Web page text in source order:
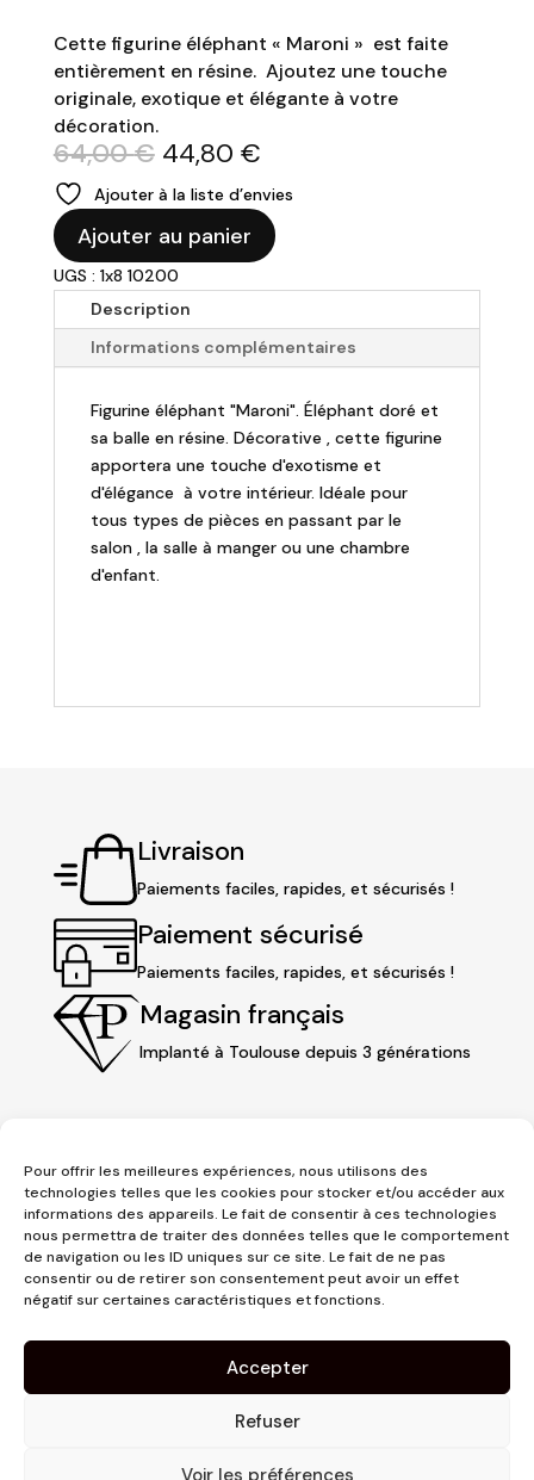
Pour offrir les meilleures expériences, nous utilisons des
technologies telles que les cookies pour stocker et/ou accéder aux
informations des appareils. Le fait de consentir à ces technologies
nous permettra de traiter des données telles que le comportement
de navigation ou les ID uniques sur ce site. Le fait de ne pas
consentir ou de retirer son consentement peut avoir un effet
négatif sur certaines caractéristiques et fonctions.
Accepter
Refuser
Voir les préférences
Cette figurine éléphant « Maroni » est faite
entièrement en résine. Ajoutez une touche
originale, exotique et élégante à votre
décoration.
64,00€ Le
prix
initial
était :
64,00 €.
44,80 €Le
prix
actuel
est :
44,80 €.
Ajouter à la liste d’envies
quantité
de
Figurine
éléphant
"Maroni"
Ajouter au panier
UGS : 1x8 10200
Description
Informations complémentaires
Figurine éléphant "Maroni". Éléphant doré et
sa balle en résine. Décorative , cette figurine
apportera une touche d'exotisme et
d'élégance à votre intérieur. Idéale pour
tous types de pièces en passant par le
salon , la salle à manger ou une chambre
d'enfant.
Livraison
Paiements faciles, rapides, et sécurisés !
Paiement sécurisé
Paiements faciles, rapides, et sécurisés !
Magasin français
Implanté à Toulouse depuis 3 générations
3 place Jeanne d'Arc
31000 Toulouse
contact@pujolmaison.com
05 62 73 70 73